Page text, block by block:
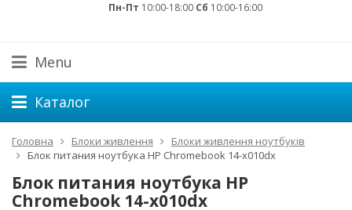
Пн-Пт 10:00-18:00 Сб 10:00-16:00
Menu
Каталог
Головна Блоки живлення
Блоки живлення ноутбуків
Блок питания ноутбука HP Chromebook 14-x010dx
Блок питания ноутбука HP
Chromebook 14-x010dx